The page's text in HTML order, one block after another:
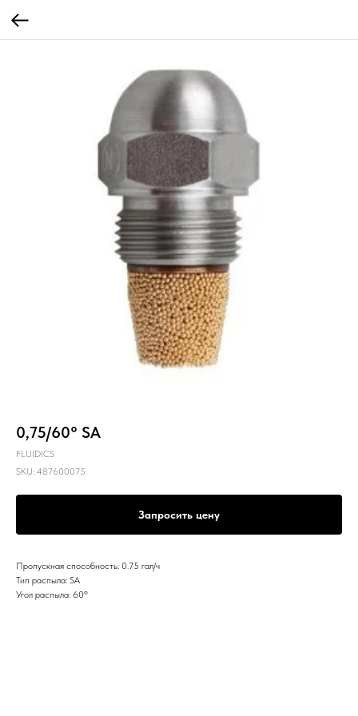
0,75/60° SA
FLUIDICS
SKU: 487600075
Запросить цену
Пропускная способность: 0.75 гал/ч
Тип распыла: SA
Угол распыла: 60º